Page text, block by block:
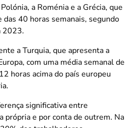
a Roménia e a Grécia, que
40 horas semanais, segundo
2023.
a Turquia, que apresenta a
com uma média semanal de
horas acima do país europeu
significativa entre
própria e por conta de outrem. Na